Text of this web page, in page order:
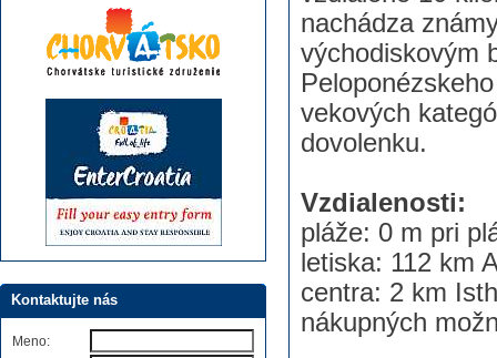
nachádza
východiskovým
vekových
dovolenku.
Vzdialenosti:
pláže: 0 m pri
letiska: 112 km
centra: 2 km
nákupných
Kontaktujte nás
Meno: